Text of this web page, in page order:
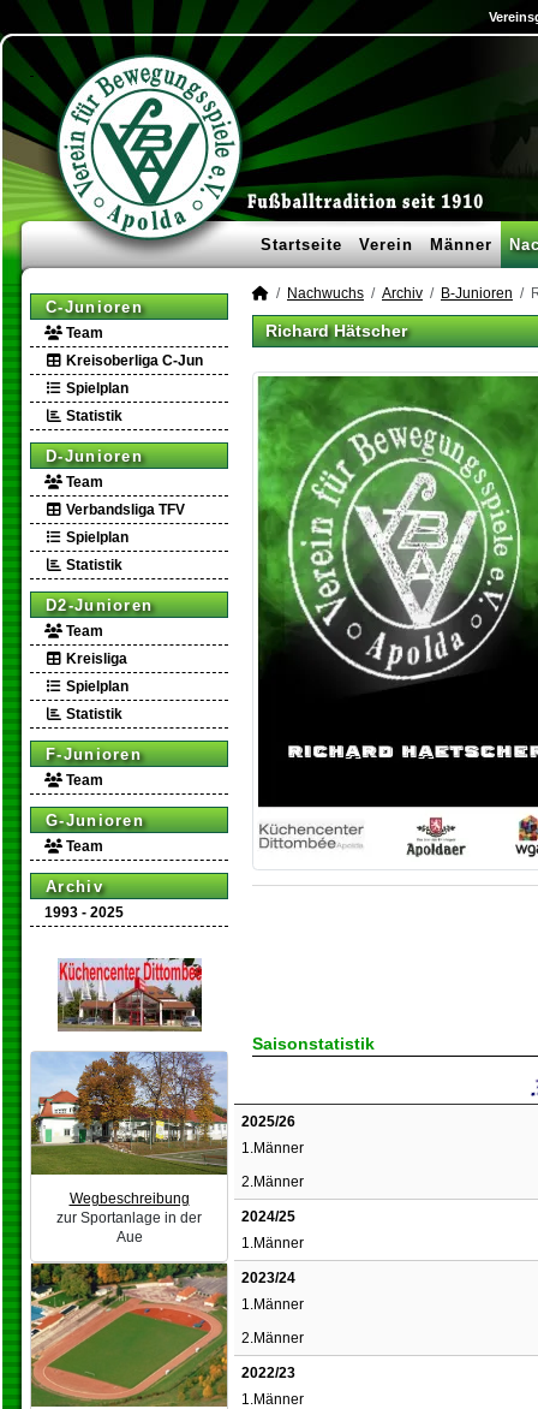
Startseite Verein Männer
C-Junioren
Team
Kreisoberliga C-Jun
Spielplan
Statistik
D-Junioren
Team
Verbandsliga TFV
Spielplan
Statistik
D2-Junioren
Team
Kreisliga
Spielplan
Statistik
F-Junioren
Team
G-Junioren
Team
Archiv
1993 - 2025
Wegbeschreibung
zur Sportanlage in der
Aue
Nachwuchs Archiv B-Junioren
Richard Hätscher
Saisonstatistik
2025/26
1.Männer
2.Männer
2024/25
1.Männer
2023/24
1.Männer
2.Männer
2022/23
1.Männer